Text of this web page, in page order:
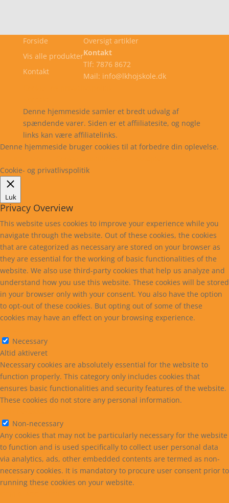
Forside
Vis alle produkter
Kontakt
Oversigt artikler
Kontakt
Tlf: 7876 8672
Mail: info@lkhojskole.dk
Denne hjemmeside samler et bredt udvalg af
spændende varer. Siden er et affiiliatesite, og nogle
links kan være affiliatelinks.
Denne hjemmeside bruger cookies til at forbedre din oplevelse.
Cookie- og privatlivspolitik
Luk
Privacy Overview
This website uses cookies to improve your experience while you
navigate through the website. Out of these cookies, the cookies
that are categorized as necessary are stored on your browser as
they are essential for the working of basic functionalities of the
website. We also use third-party cookies that help us analyze and
understand how you use this website. These cookies will be stored
in your browser only with your consent. You also have the option
to opt-out of these cookies. But opting out of some of these
cookies may have an effect on your browsing experience.
Necessary
Altid aktiveret
Necessary cookies are absolutely essential for the website to
function properly. This category only includes cookies that
ensures basic functionalities and security features of the website.
These cookies do not store any personal information.
Non-necessary
Any cookies that may not be particularly necessary for the website
to function and is used specifically to collect user personal data
via analytics, ads, other embedded contents are termed as non-
necessary cookies. It is mandatory to procure user consent prior to
running these cookies on your website.